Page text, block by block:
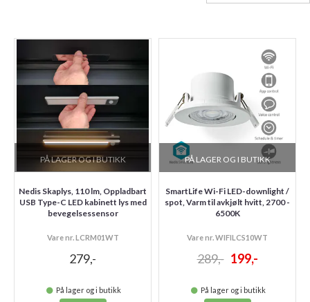
PÅ LAGER OG I BUTIKK
Nedis Skaplys, 110 lm, Oppladbart
USB Type-C LED kabinett lys med
bevegelsessensor
Vare nr. LCRM01WT
279,-
På lager og i butikk
PÅ LAGER OG I BUTIKK
SmartLife Wi-Fi LED-downlight /
spot, Varm til avkjølt hvitt, 2700 -
6500K
Vare nr. WIFILCS10WT
289,- 199,-
På lager og i butikk